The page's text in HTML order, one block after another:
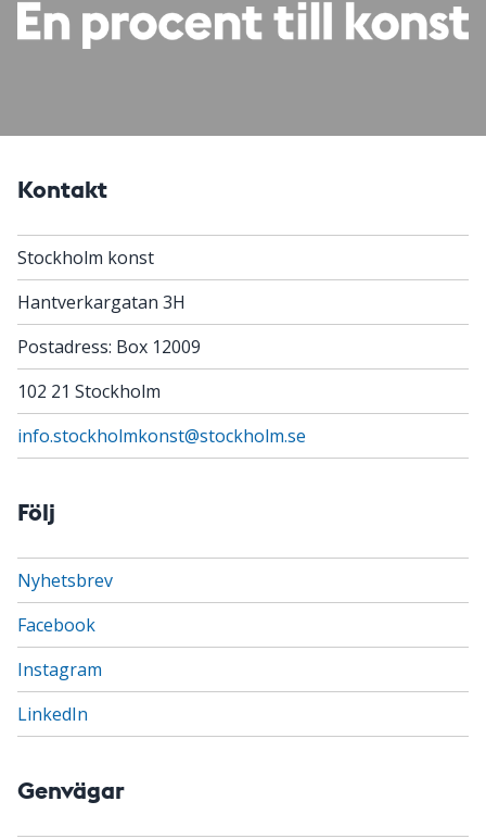
Kontakt
Stockholm konst
Hantverkargatan 3H
Postadress: Box 12009
102 21 Stockholm
info.stockholmkonst@stockholm.se
Följ
Nyhetsbrev
Facebook
Instagram
LinkedIn
Genvägar